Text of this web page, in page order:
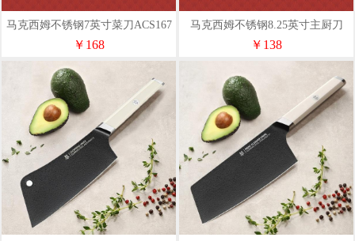
马克西姆不锈钢7英寸菜刀ACS167
￥168
马克西姆不锈钢8.25英寸主厨刀
ACS166
￥138